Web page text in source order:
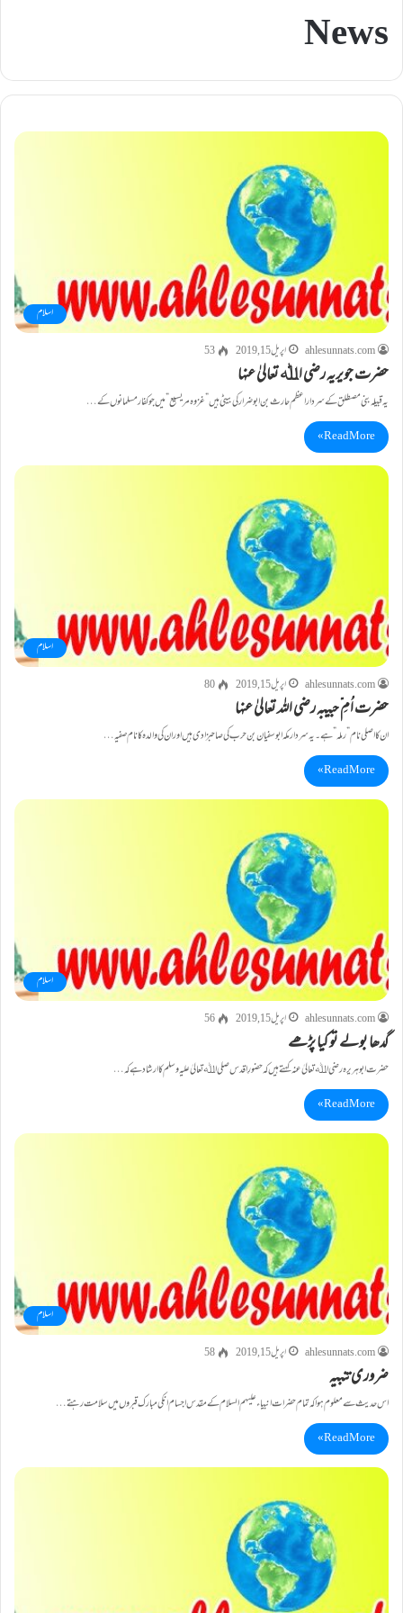
News
اسلام
ahlesunnats.com
اپریل 15, 2019 53
حضرت جویریہ رضی اﷲ تعالیٰ عنہا
یہ قبیلہ بنی مصطلق کے سردار اعظم حارث بن ابوضرار کی بیٹی ہیں ”غزوہ مریسیع” میں جو کفار مسلمانوں کے…
Read More »
اسلام
ahlesunnats.com
اپریل 15, 2019 80
حضرت اُمِ ّحبیبہ رضی اللہ تعالیٰ عنہا
ان کااصلی نام ”رملہ”ہے۔یہ سردارمکہ ابوسفیان بن حرب کی صاحبزادی ہیں اور ان کی والدہ کا نام صفیہ…
Read More »
اسلام
ahlesunnats.com
اپریل 15, 2019 56
گدھا بولے تو کیا پڑھے
حضرت ابوہریرہ رضی اﷲ تعالیٰ عنہ کہتے ہیں کہ حضورِ اقدس صلی اﷲ تعالیٰ علیہ وسلم کا ارشاد ہے کہ…
Read More »
اسلام
ahlesunnats.com
اپریل 15, 2019 58
ضروری تنبیہ
اس حدیث سے معلوم ہوا کہ تمام حضرات انبیاء علیہم السلام کے مقدس اجسام انکی مبارک قبروں میں سلامت رہتے…
Read More »